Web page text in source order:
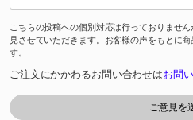
こちらの投稿への個別対応は行っておりませ
見させていただきます。お客様の声をもとに
す。
ご注文にかかわるお問い合わせはお問